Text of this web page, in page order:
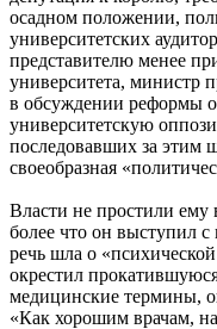
осадном положении,
университетских
представителю менее
университета, министр
в обсуждении реформы
университетскую
последовавших за этим
своеобразная
Власти не простили ему
более что он выступил
речь шла о
окрестил
медицинские термины,
«Как хорошим врачам,